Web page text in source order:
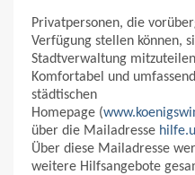
Privatpersonen, die
Verfügung stellen können,
Stadtverwaltung
Komfortabel und
städtischen
Homepage (
über die Mailadresse
Über diese Mailadresse
weitere Hilfsangebote